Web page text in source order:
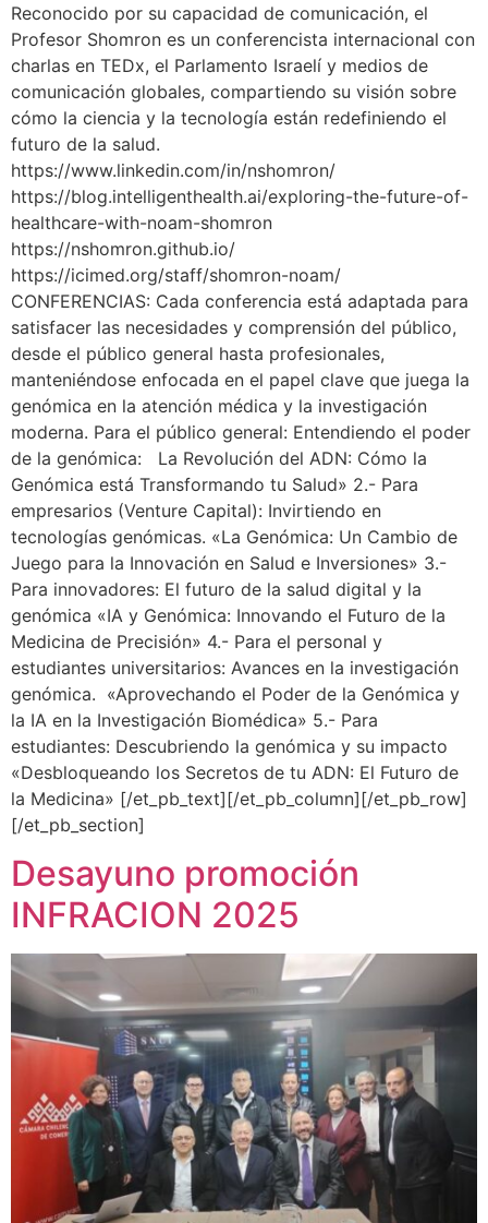
Reconocido por su capacidad de comunicación, el
Profesor Shomron es un conferencista internacional con
charlas en TEDx, el Parlamento Israelí y medios de
comunicación globales, compartiendo su visión sobre
cómo la ciencia y la tecnología están redefiniendo el
futuro de la salud.
https://www.linkedin.com/in/nshomron/
https://blog.intelligenthealth.ai/exploring-the-future-of-
healthcare-with-noam-shomron
https://nshomron.github.io/
https://icimed.org/staff/shomron-noam/
CONFERENCIAS: Cada conferencia está adaptada para
satisfacer las necesidades y comprensión del público,
desde el público general hasta profesionales,
manteniéndose enfocada en el papel clave que juega la
genómica en la atención médica y la investigación
moderna. Para el público general: Entendiendo el poder
de la genómica: La Revolución del ADN: Cómo la
Genómica está Transformando tu Salud» 2.- Para
empresarios (Venture Capital): Invirtiendo en
tecnologías genómicas. «La Genómica: Un Cambio de
Juego para la Innovación en Salud e Inversiones» 3.-
Para innovadores: El futuro de la salud digital y la
genómica «IA y Genómica: Innovando el Futuro de la
Medicina de Precisión» 4.- Para el personal y
estudiantes universitarios: Avances en la investigación
genómica. «Aprovechando el Poder de la Genómica y
la IA en la Investigación Biomédica» 5.- Para
estudiantes: Descubriendo la genómica y su impacto
«Desbloqueando los Secretos de tu ADN: El Futuro de
la Medicina» [/et_pb_text][/et_pb_column][/et_pb_row]
[/et_pb_section]
Desayuno promoción
INFRACION 2025